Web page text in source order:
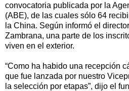
convocatoria publicada por la
(ABE), de las cuales sólo 64
la China. Según informó el
Zambrana, una parte de los
viven en el exterior.
“Como ha habido una recepción
que fue lanzada por nuestro
la selección por etapas”, dijo el